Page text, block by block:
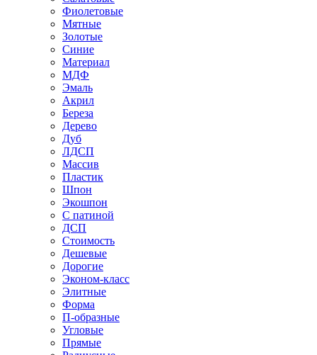
Фиолетовые
Мятные
Золотые
Синие
Материал
МДФ
Эмаль
Акрил
Береза
Дерево
Дуб
ЛДСП
Массив
Пластик
Шпон
Экошпон
С патиной
ДСП
Стоимость
Дешевые
Дорогие
Эконом-класс
Элитные
Форма
П-образные
Угловые
Прямые